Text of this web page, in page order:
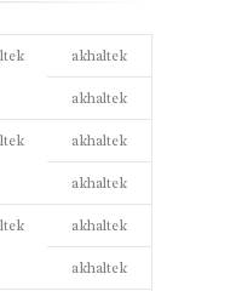
akhaltek
akhaltek
akhaltek
akhaltek
akhaltek
akhaltek